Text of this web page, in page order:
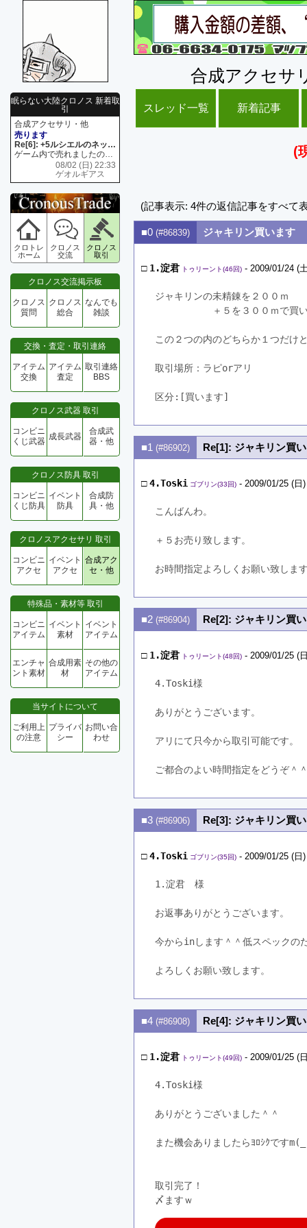
眠らない大陸クロノス 新着取
引
合成アクセサリ・他
売ります
Re[6]: +5ルシエルのネックレス
ゲーム内で売れましたので 在庫がネク1 リング4 となります リングのお値段は80G といたします
08/02 (日) 22:33
ゲオルギアス
クロトレ
ホーム
クロノス
交流
クロノス
取引
クロノス交流掲示板
クロノス
質問
クロノス
総合
なんでも
雑談
交換・査定・取引連絡
アイテム
交換
アイテム
査定
取引連絡
BBS
クロノス武器 取引
コンビニ
くじ武器 成長武器
合成武
器・他
クロノス防具 取引
コンビニ
くじ防具
イベント
防具
合成防
具・他
クロノスアクセサリ 取引
コンビニ
アクセ
イベント
アクセ
合成アク
セ・他
特殊品・素材等 取引
コンビニ
アイテム
イベント
素材
イベント
アイテム
エンチャ
ント素材
合成用素
材
その他の
アイテム
当サイトについて
ご利用上
の注意
プライバ
シー
お問い合
わせ
合成アクセサ
スレッド一覧 新着記事
(
(記事表示: 4件の返信記事をすべて
■0 (#86839) ジャキリン買います
□ 1.淀君 トゥリーント(46回) - 2009/01/24 (
ジャキリンの未精錬を２００ｍ
＋５を３００ｍで買い取
この２つの内のどちらか１つだけ
取引場所：ラピorアリ
区分:[買います]
■1 (#86902) Re[1]: ジャキリン買
□4.Toski ゴブリン(33回) - 2009/01/25 (
こんばんわ。
＋５お売り致します。
お時間指定よろしくお願い致しま
■2 (#86904) Re[2]: ジャキリン買
□ 1.淀君 トゥリーント(48回) - 2009/01/25 (
4.Toski様
ありがとうございます。
アリにて只今から取引可能です。
ご都合のよい時間指定をどうぞ＾
■3 (#86906) Re[3]: ジャキリン買
□4.Toski ゴブリン(35回) - 2009/01/25 (
1.淀君　様
お返事ありがとうございます。
今からinします＾＾低スペックの
よろしくお願い致します。
■4 (#86908) Re[4]: ジャキリン買
□ 1.淀君 トゥリーント(49回) - 2009/01/25 (
4.Toski様
ありがとうございました＾＾
また機会ありましたらﾖﾛｼｸです
取引完了！
〆ますｗ